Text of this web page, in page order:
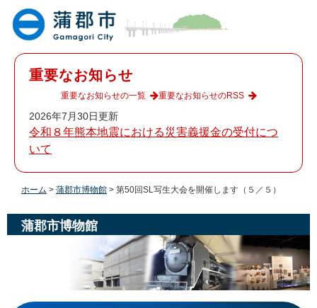
重要なお知らせ
2026年7月30日更新
令和８年熊本地震における災害義援金の受付につ
いて
重要なお知らせの一覧 重要なお知らせのRSS
ホーム > 蒲郡市博物館 > 第50回SL写生大会を開催します（５／５）
蒲郡市博物館